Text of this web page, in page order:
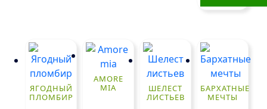
ЯГОДНЫЙ
ПЛОМБИР
AMORE
MIA
ШЕЛЕСТ
ЛИСТЬЕВ
БАРХАТНЫЕ
МЕЧТЫ